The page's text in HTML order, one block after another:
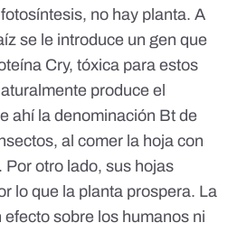
no hay planta. A
se le introduce un gen que
Cry, tóxica para estos
produce el
ahí la denominación Bt de
al comer la hoja con
otro lado, sus hojas
lo que la planta prospera. La
sobre los humanos ni